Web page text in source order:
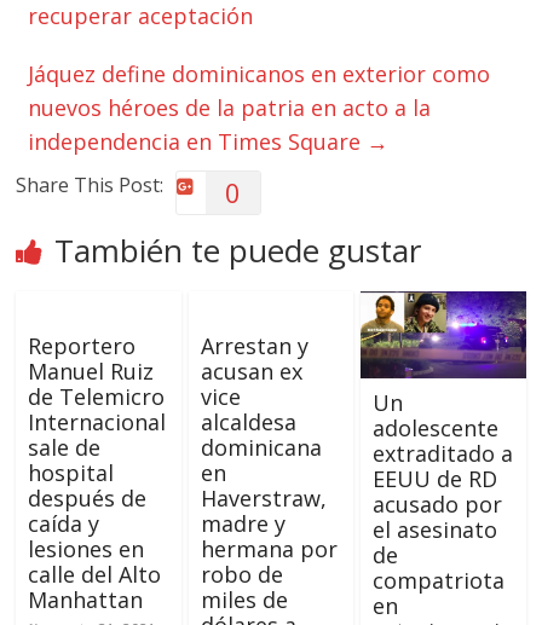
recuperar aceptación
Jáquez define dominicanos en exterior como
nuevos héroes de la patria en acto a la
independencia en Times Square →
Share This Post: 0
También te puede gustar
Reportero
Manuel Ruiz
de Telemicro
Internacional
sale de
hospital
después de
caída y
lesiones en
calle del Alto
Manhattan
Arrestan y
acusan ex
vice
alcaldesa
dominicana
en
Haverstraw,
madre y
hermana por
robo de
miles de
Un
adolescente
extraditado a
EEUU de RD
acusado por
el asesinato
de
compatriota
en